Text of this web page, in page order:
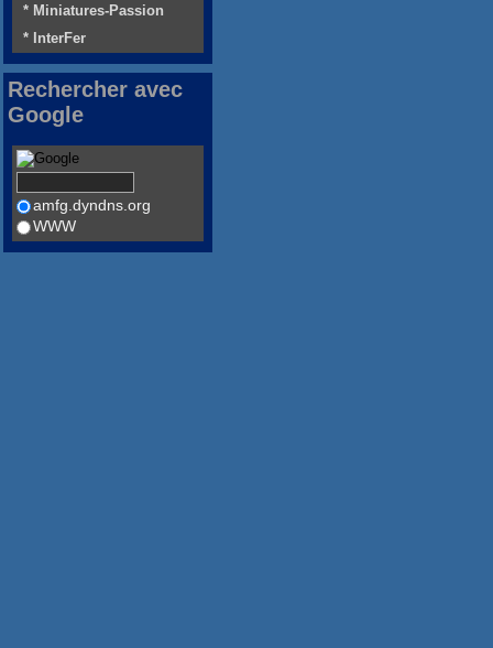
* Miniatures-Passion
* InterFer
Rechercher avec
Google
amfg.dyndns.org
WWW